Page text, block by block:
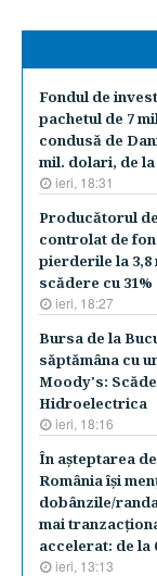
Fondul de
pachetul de 7
condusă de
mil. dolari, de la
ieri, 18:31
Producătorul
controlat de
pierderile la 3,8
scădere cu 31%
ieri, 18:27
Bursa de la
săptămâna cu
Moody's:
Hidroelectrica
ieri, 18:16
În aşteptarea
România îşi
dobânzile/
mai
accelerat: de la
ieri, 13:13